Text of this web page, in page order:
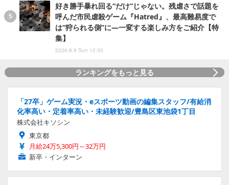
好き勝手暴れ回る“だけ”じゃない。残虐さで話題を
呼んだ市民虐殺ゲーム『Hatred』、最高難易度で
は“狩られる側”に―一変する楽しみ方をご紹介【特
集】
2026.8.9 Sun 12:30
ランキングをもっと見る
「27卒」ゲーム実況・eスポーツ動画の編集スタッフ/有給消
化率高い・定着率高い・未経験歓迎/豊島区東池袋1丁目
株式会社キソシン
東京都
月給24万5,300円～32万円
新卒・インターン